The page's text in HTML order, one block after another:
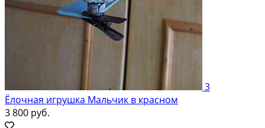
3
Ёлочная игрушка Мальчик в красном
3 800 руб.